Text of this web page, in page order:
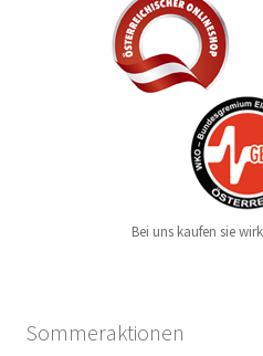
Bei uns kaufen sie
Sommeraktionen